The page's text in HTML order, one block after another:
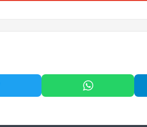
Paylaş WhatsApp'ta